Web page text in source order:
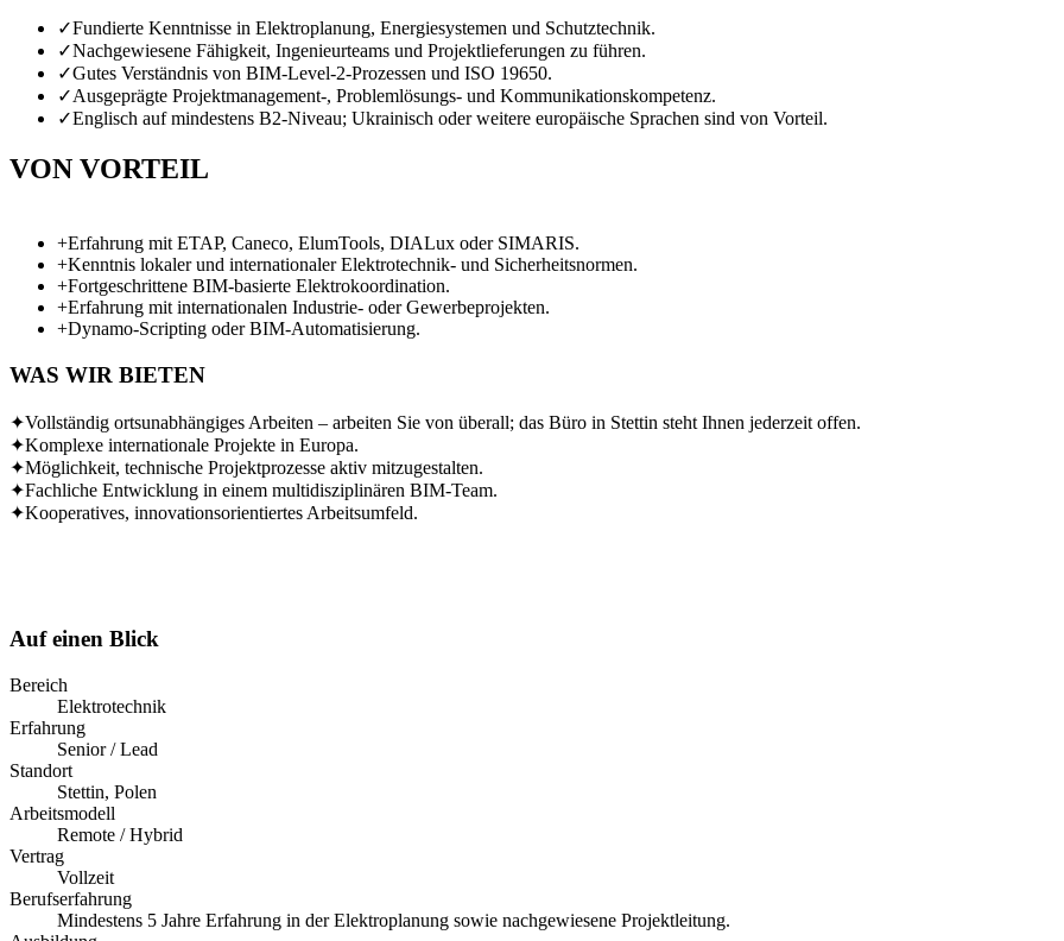
✓Fundierte Kenntnisse in Elektroplanung, Energiesystemen und Schutztechnik.
✓Nachgewiesene Fähigkeit, Ingenieurteams und Projektlieferungen zu führen.
✓Gutes Verständnis von BIM-Level-2-Prozessen und ISO 19650.
✓Ausgeprägte Projektmanagement-, Problemlösungs- und Kommunikationskompetenz.
✓Englisch auf mindestens B2-Niveau; Ukrainisch oder weitere europäische Sprachen sind von Vorteil.
VON VORTEIL
+Erfahrung mit ETAP, Caneco, ElumTools, DIALux oder SIMARIS.
+Kenntnis lokaler und internationaler Elektrotechnik- und Sicherheitsnormen.
+Fortgeschrittene BIM-basierte Elektrokoordination.
+Erfahrung mit internationalen Industrie- oder Gewerbeprojekten.
+Dynamo-Scripting oder BIM-Automatisierung.
WAS WIR BIETEN
✦Vollständig ortsunabhängiges Arbeiten – arbeiten Sie von überall; das Büro in Stettin steht Ihnen jederzeit offen.
✦Komplexe internationale Projekte in Europa.
✦Möglichkeit, technische Projektprozesse aktiv mitzugestalten.
✦Fachliche Entwicklung in einem multidisziplinären BIM-Team.
✦Kooperatives, innovationsorientiertes Arbeitsumfeld.
Auf einen Blick
Bereich
Elektrotechnik
Erfahrung
Senior / Lead
Standort
Stettin, Polen
Arbeitsmodell
Remote / Hybrid
Vertrag
Vollzeit
Berufserfahrung
Mindestens 5 Jahre Erfahrung in der Elektroplanung sowie nachgewiesene Projektleitung.